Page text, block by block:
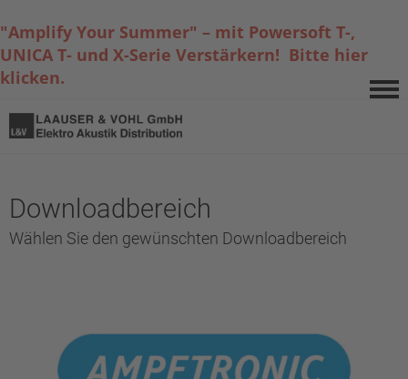
Your Summer" – mit Powersoft T-,
T- und X-Serie Verstärkern! Bitte hier
Downloadbereich
Wählen Sie den gewünschten Downloadbereich